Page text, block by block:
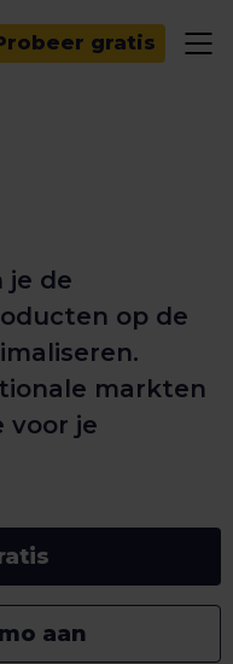
gratis
je de
op de
markten
voor je
aan